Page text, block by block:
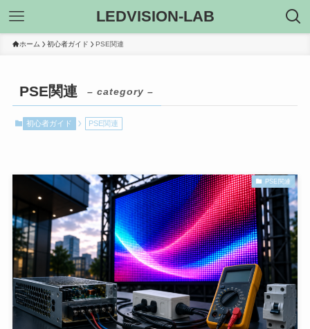
LEDVISION-LAB
ホーム 初心者ガイド PSE関連
PSE関連 – category –
初心者ガイド PSE関連
PSE関連